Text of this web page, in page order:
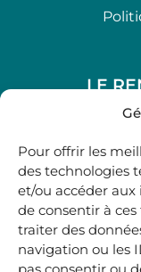
Pour offrir les
des technologies
et/ou accéder
de consentir à
traiter des
navigation ou les
LE
48, rue